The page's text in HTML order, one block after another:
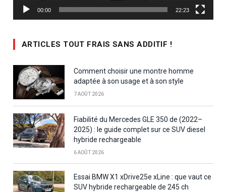
00:00 22:23
ARTICLES TOUT FRAIS SANS ADDITIF !
Comment choisir une montre homme
adaptée à son usage et à son style
7 AOÛT 2026
Fiabilité du Mercedes GLE 350 de (2022–
2025) : le guide complet sur ce SUV diesel
hybride rechargeable
6 AOÛT 2026
Essai BMW X1 xDrive25e xLine : que vaut ce
SUV hybride rechargeable de 245 ch